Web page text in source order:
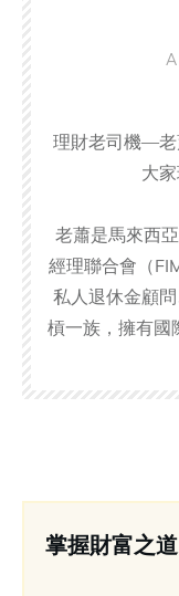
理財老司機—老
大
老蕭是馬來西
經理聯合會（
私人退休金顧
槓一族，擁有國
掌握財富之